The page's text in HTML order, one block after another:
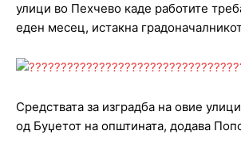
улици во Пехчево каде работите
еден месец, истакна
Средствата за изградба на овие
од Буџетот на општината, додава